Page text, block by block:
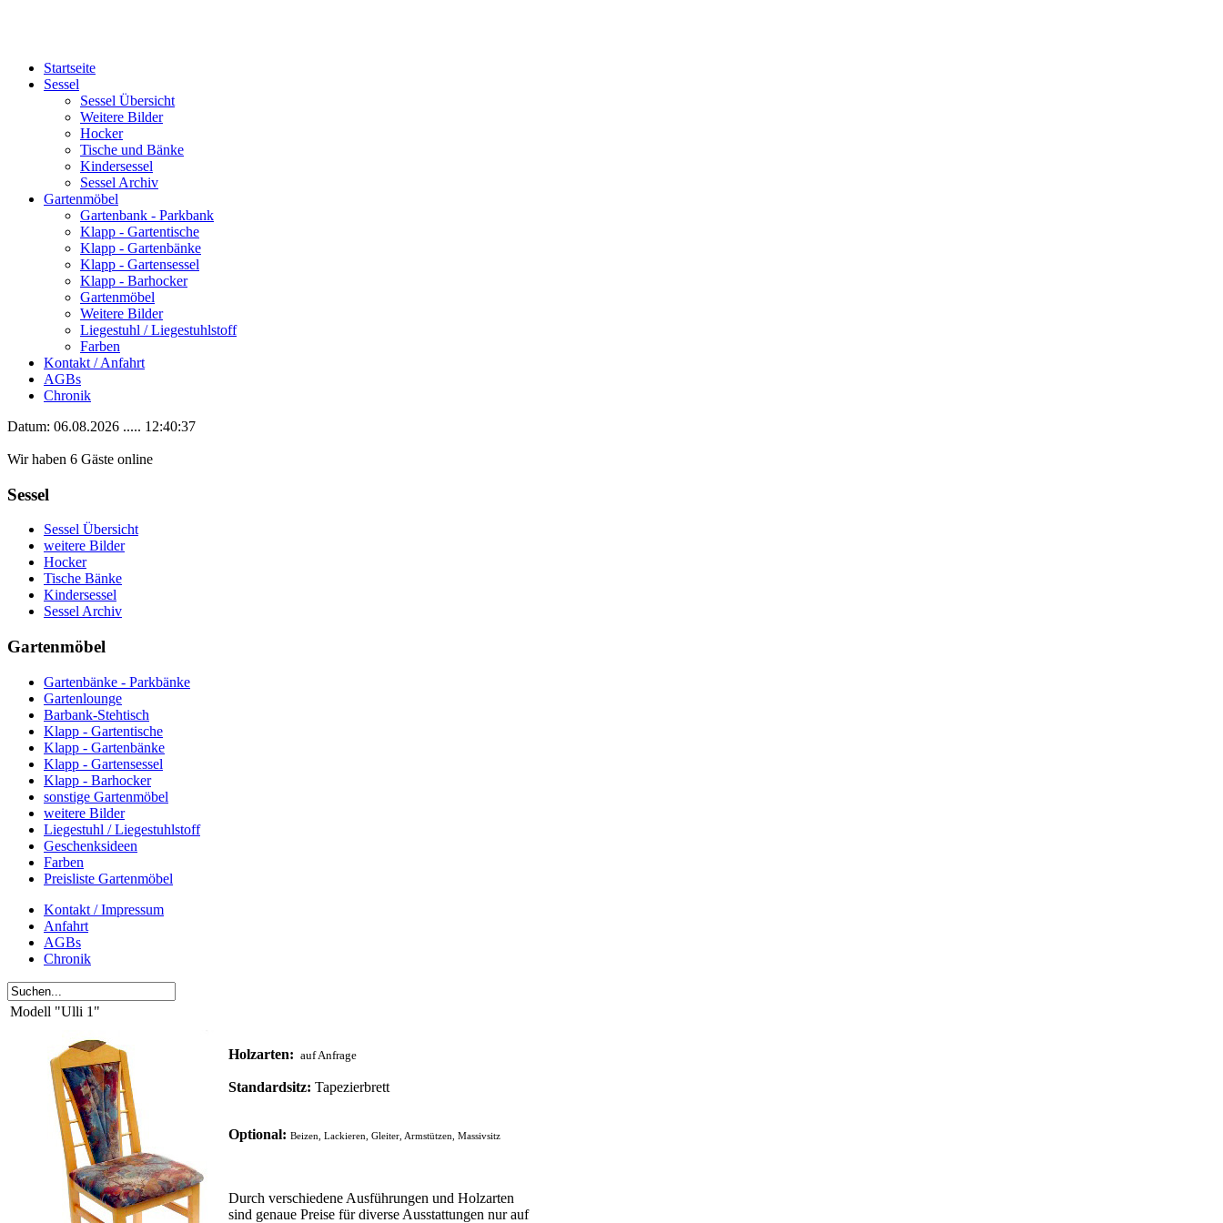
Startseite
Sessel
Sessel Übersicht
Weitere Bilder
Hocker
Tische und Bänke
Kindersessel
Sessel Archiv
Gartenmöbel
Gartenbank - Parkbank
Klapp - Gartentische
Klapp - Gartenbänke
Klapp - Gartensessel
Klapp - Barhocker
Gartenmöbel
Weitere Bilder
Liegestuhl / Liegestuhlstoff
Farben
Kontakt / Anfahrt
AGBs
Chronik
Datum: 06.08.2026 ..... 12:40:37
Wir haben 6 Gäste online
Sessel
Sessel Übersicht
weitere Bilder
Hocker
Tische Bänke
Kindersessel
Sessel Archiv
Gartenmöbel
Gartenbänke - Parkbänke
Gartenlounge
Barbank-Stehtisch
Klapp - Gartentische
Klapp - Gartenbänke
Klapp - Gartensessel
Klapp - Barhocker
sonstige Gartenmöbel
weitere Bilder
Liegestuhl / Liegestuhlstoff
Geschenksideen
Farben
Preisliste Gartenmöbel
Kontakt / Impressum
Anfahrt
AGBs
Chronik
Modell "Ulli 1"
Holzarten: auf Anfrage
Standardsitz: Tapezierbrett
Optional: Beizen, Lackieren, Gleiter, Armstützen, Massivsitz
Durch verschiedene Ausführungen und Holzarten
sind genaue Preise für diverse Ausstattungen nur auf